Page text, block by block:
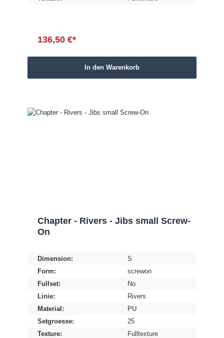
136,50 €*
In den Warenkorb
Chapter - Rivers - Jibs small Screw-
On
Dimension:
S
Form:
screwon
Fullset:
No
Linie:
Rivers
Material:
PU
Setgroesse:
25
Texture:
Fulltexture